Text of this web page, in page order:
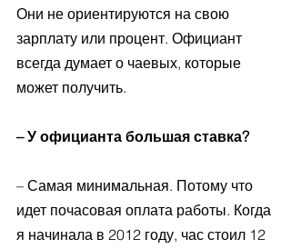
Они не ориентируются на свою
зарплату или процент. Официант
всегда думает о чаевых, которые
может получить.
– У официанта большая ставка?
– Самая минимальная. Потому что
идет почасовая оплата работы. Когда
я начинала в 2012 году, час стоил 12